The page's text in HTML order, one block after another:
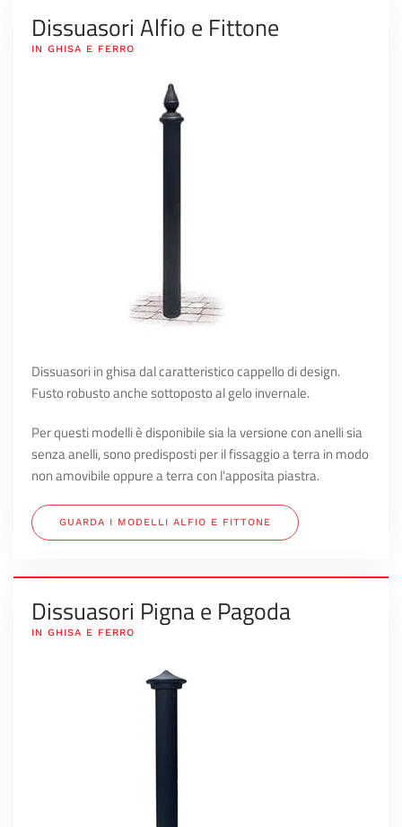
Dissuasori Alfio e Fittone
IN GHISA E FERRO
Dissuasori in ghisa dal caratteristico cappello di design.
Fusto robusto anche sottoposto al gelo invernale.
Per questi modelli è disponibile sia la versione con anelli sia
senza anelli, sono predisposti per il fissaggio a terra in modo
non amovibile oppure a terra con l'apposita piastra.
GUARDA I MODELLI ALFIO E FITTONE
Dissuasori Pigna e Pagoda
IN GHISA E FERRO